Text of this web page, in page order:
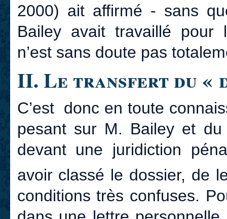
2000) ait affirmé - sans
Bailey avait travaillé pour
n’est sans doute pas
II. Le transfert du «
C’est donc en toute
pesant sur M. Bailey et
devant une juridiction
avoir classé le dossier, de
conditions très confuses.